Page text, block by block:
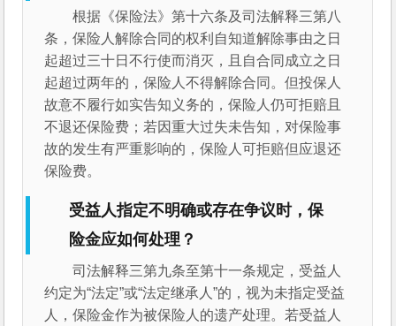
根据《保险法》第十六条及司法解释三第八
条，保险人解除合同的权利自知道解除事由之日
起超过三十日不行使而消灭，且自合同成立之日
起超过两年的，保险人不得解除合同。但投保人
故意不履行如实告知义务的，保险人仍可拒赔且
不退还保险费；若因重大过失未告知，对保险事
故的发生有严重影响的，保险人可拒赔但应退还
保险费。
受益人指定不明确或存在争议时，保
险金应如何处理？
司法解释三第九条至第十一条规定，受益人
约定为“法定”或“法定继承人”的，视为未指定受益
人，保险金作为被保险人的遗产处理。若受益人